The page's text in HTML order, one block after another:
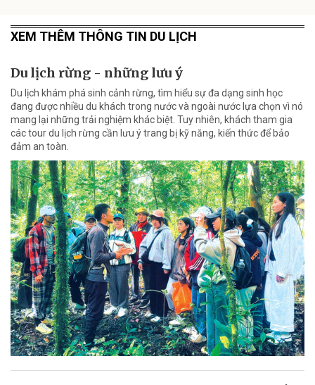
XEM THÊM THÔNG TIN DU LỊCH
Du lịch rừng - những lưu ý
Du lịch khám phá sinh cảnh rừng, tìm hiểu sự đa dạng sinh học
đang được nhiều du khách trong nước và ngoài nước lựa chọn vì nó
mang lại những trải nghiệm khác biệt. Tuy nhiên, khách tham gia
các tour du lịch rừng cần lưu ý trang bị kỹ năng, kiến thức để bảo
đảm an toàn.